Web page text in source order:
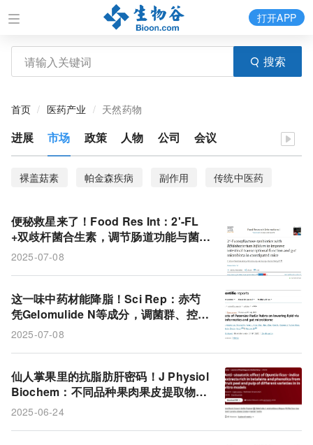
搜索
打开APP
首页 医药产业 天然药物
进展 市场 政策 人物 公司 会议
裸盖菇素 帕金森疾病 副作用 传统中医药
便秘救星来了！Food Res Int：2'-FL
+双歧杆菌合生素，调节肠道功能与菌
群，助力肠道畅通无阻
2025-07-08
这一味中药材能降脂！Sci Rep：赤芍
凭Gelomulide N等成分，调菌群、控甲
羟戊酸通路降血脂
2025-07-08
仙人掌果里的抗脂肪肝密码！J Physiol
Biochem：不同品种果肉果皮提取物可
减少肝细胞脂滴，Colorada品种尤为亮
2025-06-24